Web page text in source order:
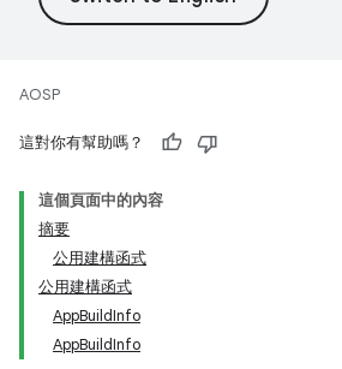
AOSP
這對你有幫助嗎？
這個頁面中的內容
摘要
公用建構函式
公用建構函式
AppBuildInfo
AppBuildInfo